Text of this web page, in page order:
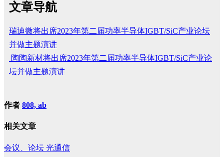
文章导航
瑞迪微将出席2023年第二届功率半导体IGBT/SiC产业论坛
并做主题演讲
陶陶新材将出席2023年第二届功率半导体IGBT/SiC产业论
坛并做主题演讲
作者 808, ab
相关文章
会议、论坛 光通信